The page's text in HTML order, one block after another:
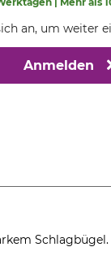
an, um weiter
Anmelden
Schlagbügel.